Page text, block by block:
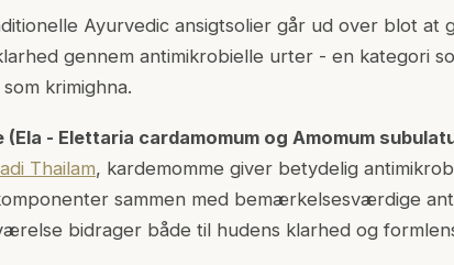
Ayurvedic ansigtsolier går ud over blot at
gennem antimikrobielle urter - en kategori
krimighna.
(Ela - Elettaria cardamomum og Amomum
Thailam, kardemomme giver betydelig
sammen med bemærkelsesværdige
bidrager både til hudens klarhed og